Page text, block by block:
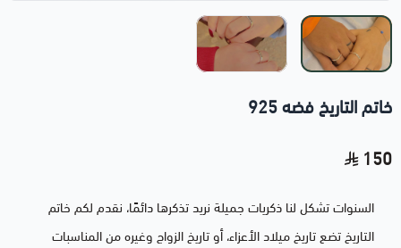
خاتم التاريخ فضه 925
150
السنوات تشكل لنا ذكريات جميلة نريد تذكرها دائمًا، نقدم لكم خاتم
التاريخ تضع تاريخ ميلاد الأعزاء، أو تاريخ الزواج وغيره من المناسبات